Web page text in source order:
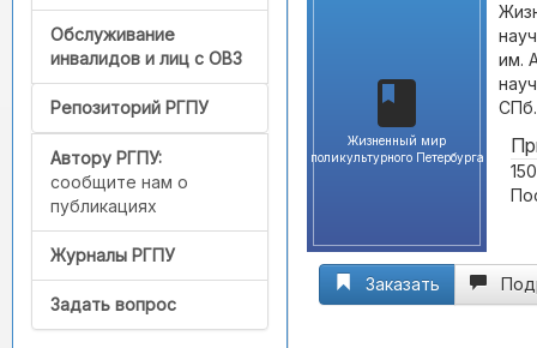
Обслуживание
инвалидов и лиц с ОВЗ
Репозиторий РГПУ
Автору РГПУ:
сообщите нам о
публикациях
Журналы РГПУ
Задать вопрос
Жизненный мир
поликультурного Петербурга
им.
Заказать